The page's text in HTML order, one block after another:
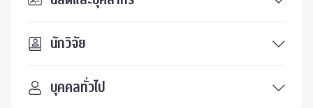
นักวิจัย
บุคคลทั่วไป